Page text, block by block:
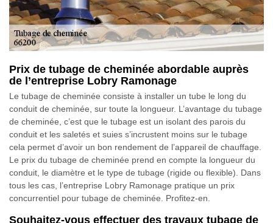
Prix de tubage de cheminée abordable auprès
de l’entreprise Lobry Ramonage
Le tubage de cheminée consiste à installer un tube le long du
conduit de cheminée, sur toute la longueur. L’avantage du tubage
de cheminée, c’est que le tubage est un isolant des parois du
conduit et les saletés et suies s’incrustent moins sur le tubage
cela permet d’avoir un bon rendement de l’appareil de chauffage.
Le prix du tubage de cheminée prend en compte la longueur du
conduit, le diamètre et le type de tubage (rigide ou flexible). Dans
tous les cas, l’entreprise Lobry Ramonage pratique un prix
concurrentiel pour tubage de cheminée. Profitez-en.
Souhaitez-vous effectuer des travaux tubage de